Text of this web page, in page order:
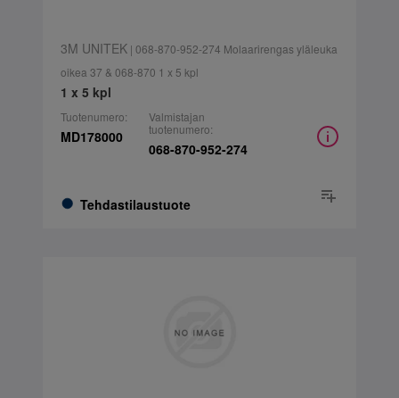
3M UNITEK| 068-870-952-274 Molaarirengas yläleuka
oikea 37 & 068-870 1 x 5 kpl
1 x 5 kpl
Tuotenumero:
MD178000
Tehdastilaustuote
Valmistajan
tuotenumero:
068-870-952-274